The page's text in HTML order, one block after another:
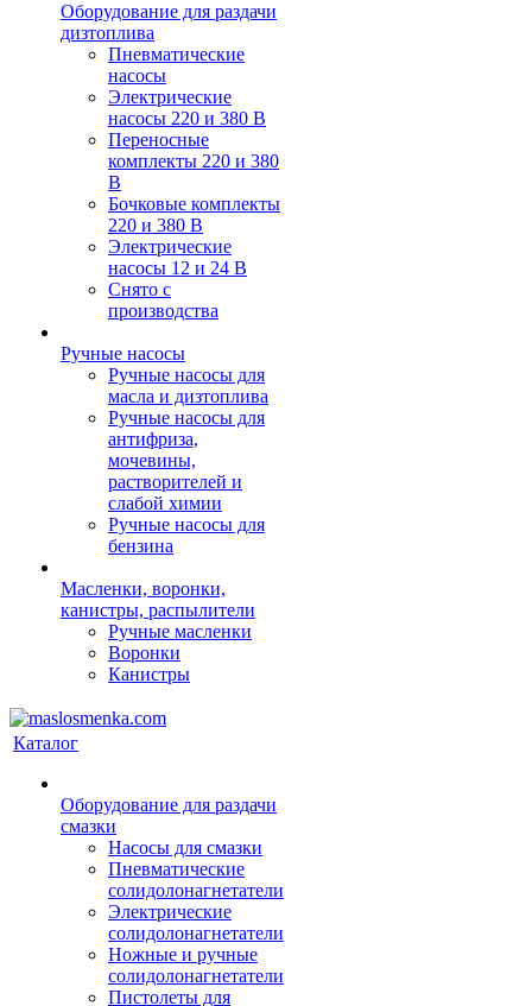
Оборудование для раздачи
дизтоплива
Пневматические
насосы
Электрические
насосы 220 и 380 В
Переносные
комплекты 220 и 380
В
Бочковые комплекты
220 и 380 В
Электрические
насосы 12 и 24 В
Снято с
производства
Ручные насосы
Ручные насосы для
масла и дизтоплива
Ручные насосы для
антифриза,
мочевины,
растворителей и
слабой химии
Ручные насосы для
бензина
Масленки, воронки,
канистры, распылители
Ручные масленки
Воронки
Канистры
Каталог
Оборудование для раздачи
смазки
Насосы для смазки
Пневматические
солидолонагнетатели
Электрические
солидолонагнетатели
Ножные и ручные
солидолонагнетатели
Пистолеты для